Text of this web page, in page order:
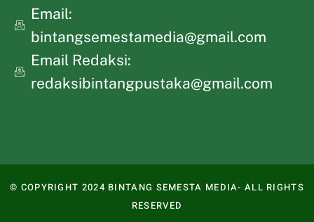
Email:
bintangsemestamedia@gmail.com
Email Redaksi:
redaksibintangpustaka@gmail.com
© COPYRIGHT 2024 BINTANG SEMESTA MEDIA- ALL RIGHTS
RESERVED